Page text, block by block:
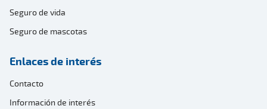
Seguro de vida
Seguro de mascotas
Enlaces de interés
Contacto
Información de interés